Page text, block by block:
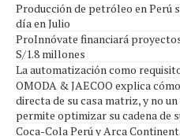
Producción de petróleo en Perú
día en Julio
ProInnóvate financiará
S/1.8 millones
La automatización como
OMODA & JAECOO explica
directa de su casa matriz, y no
permite optimizar su cadena de
Coca-Cola Perú y Arca